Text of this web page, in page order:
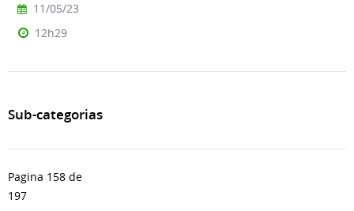
11/05/23
12h29
Sub-categorias
Pagina 158 de
197